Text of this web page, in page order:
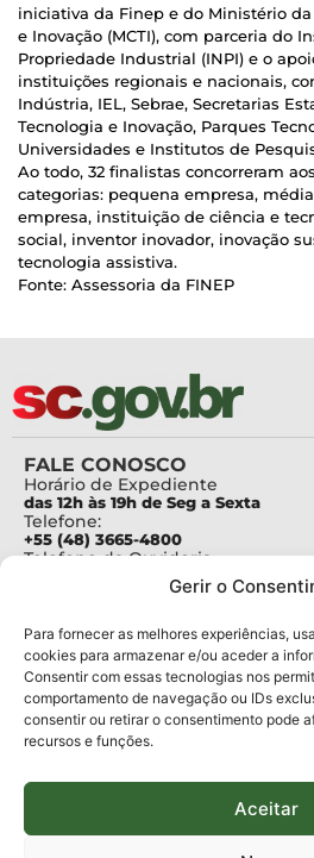
Gerir o
Para fornecer as melhores experiências,
cookies para armazenar e/ou aceder a
Consentir com essas tecnologias nos
comportamento de navegação ou IDs
consentir ou retirar o consentimento pode
recursos e funções.
Aceitar
iniciativa da Finep e do Ministério da
e Inovação (MCTI), com parceria do
Propriedade Industrial (INPI) e o
instituições regionais e nacionais,
Indústria, IEL, Sebrae, Secretarias
Tecnologia e Inovação, Parques
Universidades e Institutos de
Ao todo, 32 finalistas concorreram
categorias: pequena empresa,
empresa, instituição de ciência e
social, inventor inovador, inovação
tecnologia assistiva.
Fonte: Assessoria da FINEP
FALE CONOSCO
Horário de Expediente
das 12h às 19h de Seg a Sexta
Telefone:
+55 (48) 3665-4800
Telefone da Ouvidoria
Para assuntos relacionados à
pesquisa@fapesc.sc.gov.br
Para assuntos relacionados à
inovacao@fapesc.sc.gov.br
Para assuntos relacionados à
bolsas@fapesc.sc.gov.br
Para assuntos relacionados à
Para assuntos relacionados à
plataforma@fapesc.sc.gov.br
Jair Artur da Silva